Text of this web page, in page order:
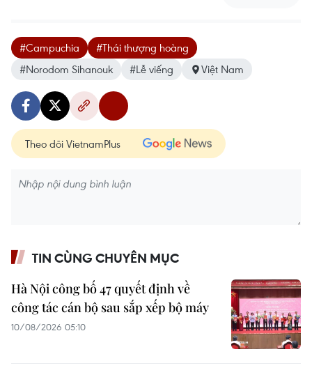
#Campuchia
#Thái thượng hoàng
#Norodom Sihanouk
#Lễ viếng Việt Nam
Theo dõi VietnamPlus
TIN CÙNG CHUYÊN MỤC
Hà Nội công bố 47 quyết định về
công tác cán bộ sau sắp xếp bộ máy
10/08/2026 05:10